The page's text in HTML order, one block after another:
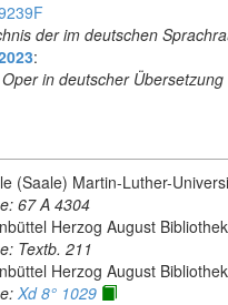
der im deutschen
:
in deutscher
(Saale) Martin-Luther-
67 A 4304
Herzog August
Textb. 211
Herzog August
Xd 8° 1029